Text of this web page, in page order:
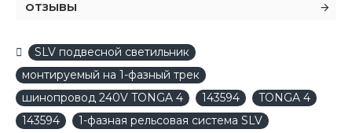
ОТЗЫВЫ
SLV подвесной светильник
монтируемый на 1-фазный трек
шинопровод 240V TONGA 4
143594
TONGA 4
143594
1-фазная рельсовая система SLV